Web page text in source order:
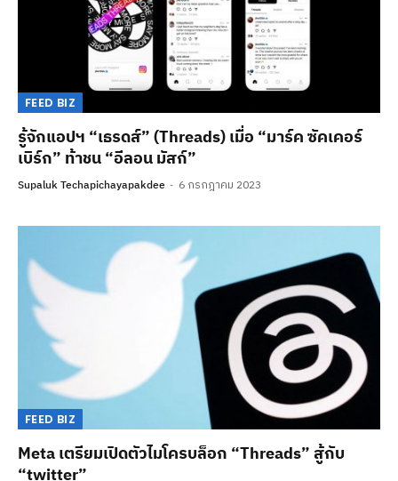
FEED BIZ
รู้จักแอปฯ “เธรดส์” (Threads) เมื่อ “มาร์ค ซัคเคอร์
เบิร์ก” ท้าชน “อีลอน มัสก์”
Supaluk Techapichayapakdee 6 กรกฎาคม 2023
FEED BIZ
Meta เตรียมเปิดตัวไมโครบล็อก “Threads” สู้กับ
“twitter”